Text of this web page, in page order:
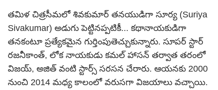
తమిళ చిత్రసీమలో శివకుమార్ తనయుడిగా సూర్య (Suriya
Sivakumar) అడుగు పెట్టినప్పటికీ... కథానాయకుడిగా
తనకంటూ ప్రత్యేకమైన గుర్తింపుతెచ్చుకున్నారు. సూపర్ స్టార్
రజనీకాంత్, లోక నాయకుడు కమల్ హాసన్ తర్వాత తరంలో
విజయ్, అజిత్ వంటి స్టార్స్ సరసన చేరారు. ఆయనకు 2000
నుంచి 2014 మధ్య కాలంలో వరుసగా విజయాలు వచ్చాయి.